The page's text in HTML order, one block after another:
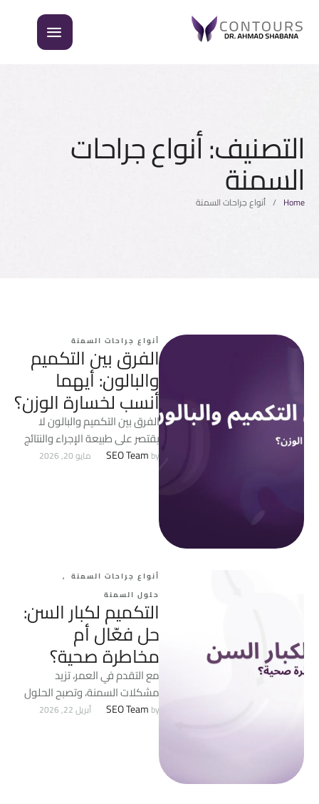
التصنيف:أنواع جراحات
السمنة
Home
/ أنواع جراحات السمنة
أنواع جراحات السمنة
الفرق بين التكميم
والبالون: أيهما
أنسب لخسارة الوزن؟
الفرق بين التكميم والبالون لا
يقتصر على طبيعة الإجراء والنتائج
المتوقعة، بل يشمل عناصر مهمة
by
SEO Team مايو 20, 2026
أنواع جراحات السمنة ,
حلول السمنة
التكميم لكبار السن:
حل فعّال أم
مخاطرة صحية؟
مع التقدم في العمر، تزيد
مشكلات السمنة، وتصبح الحلول
المتاحة محدودة، فهل يعد
by
SEO Team أبريل 22, 2026